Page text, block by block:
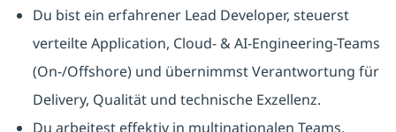
Du bist ein erfahrener Lead Developer, steuerst
verteilte Application, Cloud- & AI-Engineering-Teams
(On-/Offshore) und übernimmst Verantwortung für
Delivery, Qualität und technische Exzellenz.
Du arbeitest effektiv in multinationalen Teams,